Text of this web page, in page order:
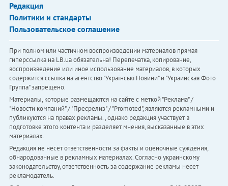
Редакция
Политики и стандарты
Пользовательское соглашение
При полном или частичном воспроизведении материалов прямая
гиперссылка на LB.ua обязательна! Перепечатка, копирование,
воспроизведение или иное использование материалов, в которых
содержится ссылка на агентство "Українськi Новини" и "Украинская Фото
Группа" запрещено.
Материалы, которые размещаются на сайте с меткой "Реклама" /
"Новости компаний" / "Пресрелиз" / "Promoted", являются рекламными и
публикуются на правах рекламы. , однако редакция участвует в
подготовке этого контента и разделяет мнения, высказанные в этих
материалах.
Редакция не несет ответственности за факты и оценочные суждения,
обнародованные в рекламных материалах. Согласно украинскому
законодательству, ответственность за содержание рекламы несет
рекламодатель.